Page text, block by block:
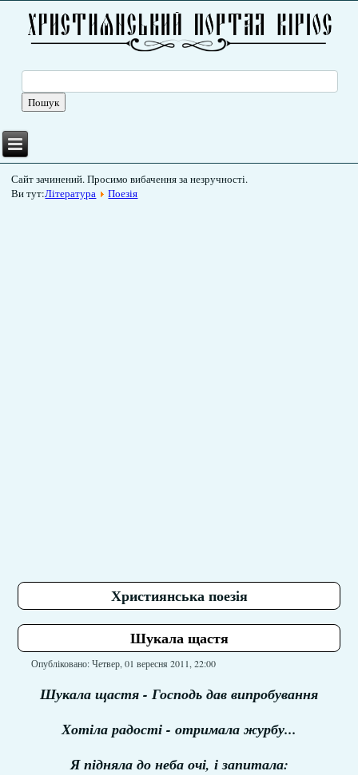
Сайт зачинений. Просимо вибачення за незручності.
Ви тут:Література Поезія
Християнська поезія
Шукала щастя
Опубліковано: Четвер, 01 вересня 2011, 22:00
Шукала щастя - Господь дав випробування
Хотіла радості - отримала журбу...
Я підняла до неба очі, і запитала: